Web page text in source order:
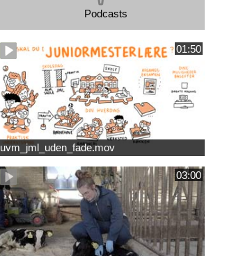
Podcasts
01:50
uvm_jml_uden_fade.mov
03:00